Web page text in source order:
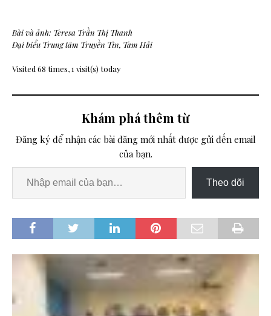
Bài và ảnh: Teresa Trần Thị Thanh
Đại biểu Trung tâm Truyền Tin, Tam Hải
Visited 68 times, 1 visit(s) today
Khám phá thêm từ
Đăng ký để nhận các bài đăng mới nhất được gửi đến email
của bạn.
Theo dõi